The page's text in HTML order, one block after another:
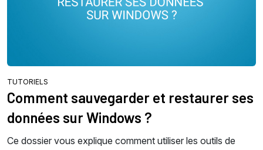
TUTORIELS
Comment sauvegarder et restaurer ses
données sur Windows ?
Ce dossier vous explique comment utiliser les outils de